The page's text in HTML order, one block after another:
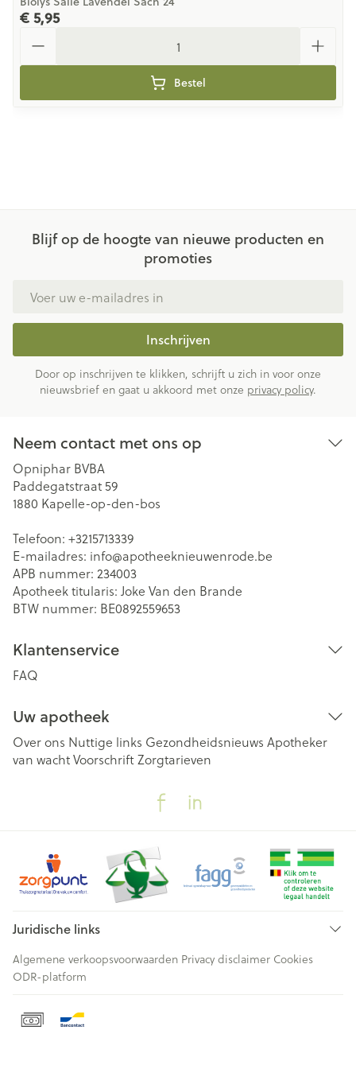
€ 5,95
Bestel
Blijf op de hoogte van nieuwe producten en
promoties
Inschrijven
Door op inschrijven te klikken, schrijft u zich in voor onze
nieuwsbrief en gaat u akkoord met onze privacy policy.
Neem contact met ons op
Opniphar BVBA
Paddegatstraat 59
1880 Kapelle-op-den-bos
Telefoon: +3215713339
E-mailadres: info@apotheeknieuwenrode.be
APB nummer: 234003
Apotheek titularis: Joke Van den Brande
BTW nummer: BE0892559653
Klantenservice
FAQ
Uw apotheek
Over ons Nuttige links Gezondheidsnieuws Apotheker
van wachtVoorschriftZorgtarieven
Juridische links
Algemene verkoopsvoorwaarden Privacy disclaimer Cookies
ODR-platform